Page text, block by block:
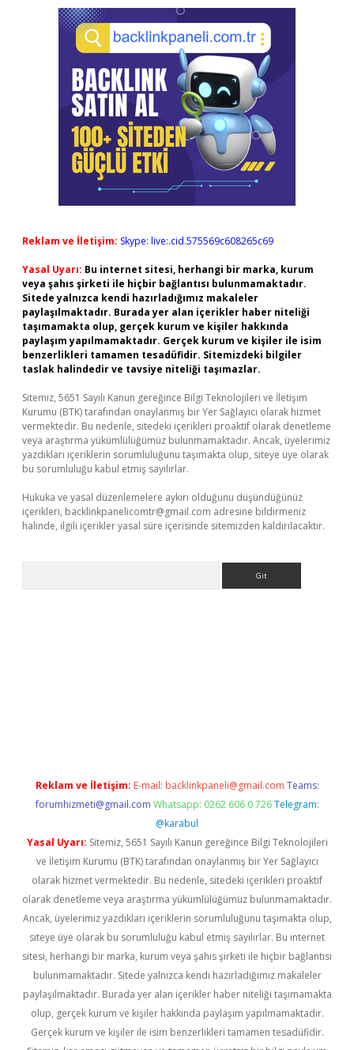
Reklam ve İletişim: Skype: live:.cid.575569c608265c69
Yasal Uyarı: Bu internet sitesi, herhangi bir marka, kurum
veya şahıs şirketi ile hiçbir bağlantısı bulunmamaktadır.
Sitede yalnızca kendi hazırladığımız makaleler
paylaşılmaktadır. Burada yer alan içerikler haber niteliği
taşımamakta olup, gerçek kurum ve kişiler hakkında
paylaşım yapılmamaktadır. Gerçek kurum ve kişiler ile isim
benzerlikleri tamamen tesadüfidir. Sitemizdeki bilgiler
taslak halindedir ve tavsiye niteliği taşımazlar.
Sitemiz, 5651 Sayılı Kanun gereğince Bilgi Teknolojileri ve İletişim
Kurumu (BTK) tarafından onaylanmış bir Yer Sağlayıcı olarak hizmet
vermektedir. Bu nedenle, sitedeki içerikleri proaktif olarak denetleme
veya araştırma yükümlülüğümüz bulunmamaktadır. Ancak, üyelerimiz
yazdıkları içeriklerin sorumluluğunu taşımakta olup, siteye üye olarak
bu sorumluluğu kabul etmiş sayılırlar.
Hukuka ve yasal düzenlemelere aykırı olduğunu düşündüğünüz
içerikleri, backlinkpanelicomtr@gmail.com adresine bildirmeniz
halinde, ilgili içerikler yasal süre içerisinde sitemizden kaldırılacaktır.
Reklam ve İletişim: E-mail: backlinkpaneli@gmail.com Teams:
forumhizmeti@gmail.com Whatsapp: 0262 606 0 726 Telegram:
@karabul
Yasal Uyarı: Sitemiz, 5651 Sayılı Kanun gereğince Bilgi Teknolojileri
ve İletişim Kurumu (BTK) tarafından onaylanmış bir Yer Sağlayıcı
olarak hizmet vermektedir. Bu nedenle, sitedeki içerikleri proaktif
olarak denetleme veya araştırma yükümlülüğümüz bulunmamaktadır.
Ancak, üyelerimiz yazdıkları içeriklerin sorumluluğunu taşımakta olup,
siteye üye olarak bu sorumluluğu kabul etmiş sayılırlar. Bu internet
sitesi, herhangi bir marka, kurum veya şahıs şirketi ile hiçbir bağlantısı
bulunmamaktadır. Sitede yalnızca kendi hazırladığımız makaleler
paylaşılmaktadır. Burada yer alan içerikler haber niteliği taşımamakta
olup, gerçek kurum ve kişiler hakkında paylaşım yapılmamaktadır.
Gerçek kurum ve kişiler ile isim benzerlikleri tamamen tesadüfidir.